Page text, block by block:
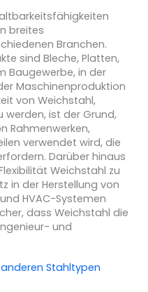
breites
Branchen.
sind Bleche, Platten,
Baugewerbe, in der
Maschinenproduktion
von Weichstahl,
ist der Grund,
Rahmenwerken,
verwendet wird, die
Darüber hinaus
Weichstahl zu
in der Herstellung von
HVAC-Systemen
dass Weichstahl die
und
Stahltypen